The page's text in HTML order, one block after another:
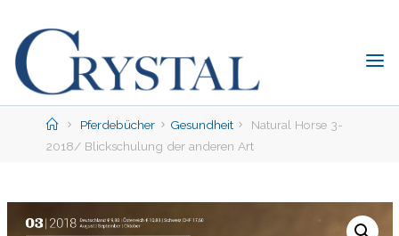
content
Crystal
Verlag
PFERDEFREUNDE
HomePferdebücher Gesundheit
Natural Horse 3-
2018/ Blickschulung der anderen Art